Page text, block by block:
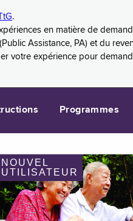
.
en matière de
Assistance, PA) et du
votre expérience pour
Programmes
NOUVEL
UTILISATEUR